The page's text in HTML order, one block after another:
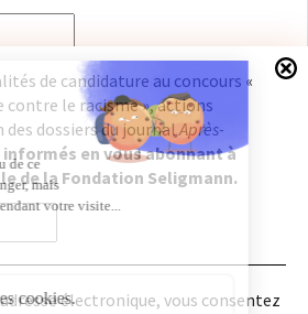
adresse électronique, vous
l'infolettre de la Fondation
à notrepolitique de
sera possible de vous
de candidature au concours «
contre le racisme », actions
dossiers du journalAprès-
informés en vous abonnant à
de la Fondation Seligmann.
électronique, vous consentez